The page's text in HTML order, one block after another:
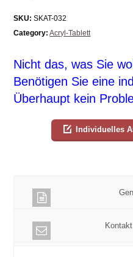
SKU: SKAT-032
Category: Acryl-Tablett
Nicht das, was Sie
Benötigen Sie eine
Überhaupt kein
Individuelles